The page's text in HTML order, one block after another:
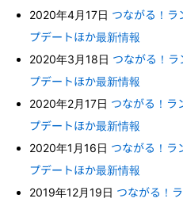
2020年4月17日 つながる！ラ
プデートほか最新情報
2020年3月18日 つながる！
プデートほか最新情報
2020年2月17日 つながる！ラ
プデートほか最新情報
2020年1月16日 つながる！ラ
プデートほか最新情報
2019年12月19日 つながる！